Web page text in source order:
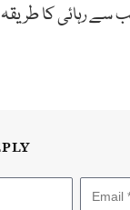
سے رہائی کا